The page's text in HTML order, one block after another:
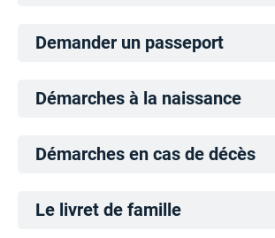
Demander un passeport
Démarches à la naissance
Démarches en cas de décès
Le livret de famille